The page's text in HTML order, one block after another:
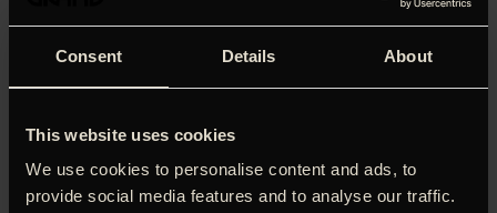
Consent Details About
This website uses cookies
We use cookies to personalise content and ads, to
provide social media features and to analyse our traffic.
Hollywood og gør det med bravour.’ Per Juul Carlsen, DR
et formmæssigt smukt tænkt, stolt
insisterende som Zweig selv.’ Henrik Wivel, Kristeligt
’Tysk film laver en omvendt Hollywood og gør det med